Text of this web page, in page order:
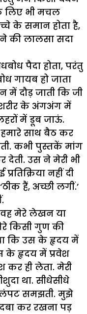
लिए भी मचल
के समान होता है,
की लालसा सदा
पैदा होता, परंतु
गायब हो जाता
दौड़ जाती कि जी
शरीर के अंगअंग में
में डूब जाऊं.
साथ बैठ कर
कभी पुस्तकें मांग
उस ने मेरी भी
नहीं दी
हैं, अच्छी लगीं.’
वह मेरे लेखन या
किसी गुण की
कि उस के हृदय में
के हृदय में प्रवेश
कर ही लेता. मेरी
था. सीधेसीधे
लंपट समझती. मुझे
कर रखना पड़